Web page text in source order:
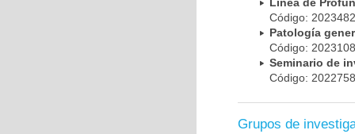
Línea de
Código:
Patología
Código:
Seminario de
Código:
Grupos de